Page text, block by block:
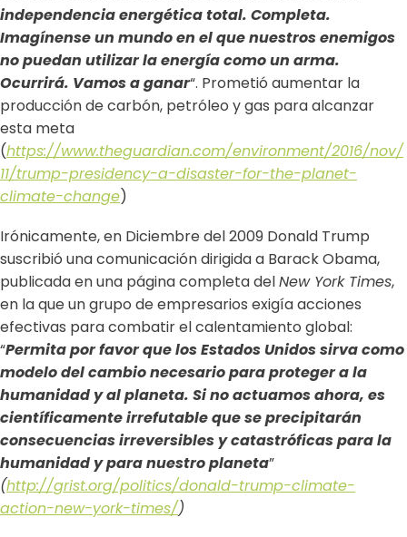
independencia energética total. Completa.
Imagínense un mundo en el que nuestros enemigos
no puedan utilizar la energía como un arma.
Ocurrirá. Vamos a ganar“. Prometió aumentar la
producción de carbón, petróleo y gas para alcanzar
esta meta
(https://www.theguardian.com/environment/2016/nov/
11/trump-presidency-a-disaster-for-the-planet-
climate-change)
Irónicamente, en Diciembre del 2009 Donald Trump
suscribió una comunicación dirigida a Barack Obama,
publicada en una página completa delNew York Times,
en la que un grupo de empresarios exigía acciones
efectivas para combatir el calentamiento global:
“Permita por favor que los Estados Unidos sirva como
modelo del cambio necesario para proteger a la
humanidad y al planeta. Si no actuamos ahora, es
científicamente irrefutable que se precipitarán
consecuencias irreversibles y catastróficas para la
humanidad y para nuestro planeta”
(http://grist.org/politics/donald-trump-climate-
action-new-york-times/)